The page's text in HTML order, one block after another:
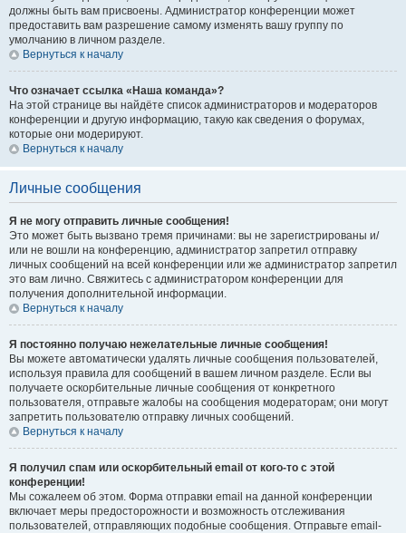
должны быть вам присвоены. Администратор конференции может
предоставить вам разрешение самому изменять вашу группу по
умолчанию в личном разделе.
Вернуться к началу
Что означает ссылка «Наша команда»?
На этой странице вы найдёте список администраторов и модераторов
конференции и другую информацию, такую как сведения о форумах,
которые они модерируют.
Вернуться к началу
Личные сообщения
Я не могу отправить личные сообщения!
Это может быть вызвано тремя причинами: вы не зарегистрированы и/
или не вошли на конференцию, администратор запретил отправку
личных сообщений на всей конференции или же администратор запретил
это вам лично. Свяжитесь с администратором конференции для
получения дополнительной информации.
Вернуться к началу
Я постоянно получаю нежелательные личные сообщения!
Вы можете автоматически удалять личные сообщения пользователей,
используя правила для сообщений в вашем личном разделе. Если вы
получаете оскорбительные личные сообщения от конкретного
пользователя, отправьте жалобы на сообщения модераторам; они могут
запретить пользователю отправку личных сообщений.
Вернуться к началу
Я получил спам или оскорбительный email от кого-то с этой
конференции!
Мы сожалеем об этом. Форма отправки email на данной конференции
включает меры предосторожности и возможность отслеживания
пользователей, отправляющих подобные сообщения. Отправьте email-